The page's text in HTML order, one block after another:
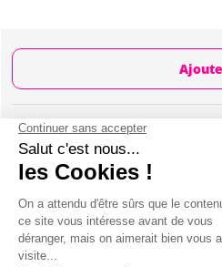
CONTENU
Entrée en boîte
2 bouteilles pour 6
8, 4 bouteilles pour 12